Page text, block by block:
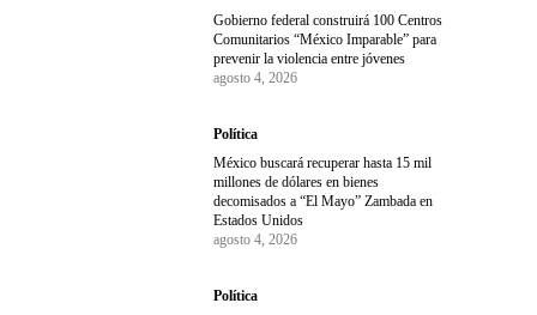
Gobierno federal construirá 100 Centros
Comunitarios “México Imparable” para
prevenir la violencia entre jóvenes
agosto 4, 2026
Política
México buscará recuperar hasta 15 mil
millones de dólares en bienes
decomisados a “El Mayo” Zambada en
Estados Unidos
agosto 4, 2026
Política